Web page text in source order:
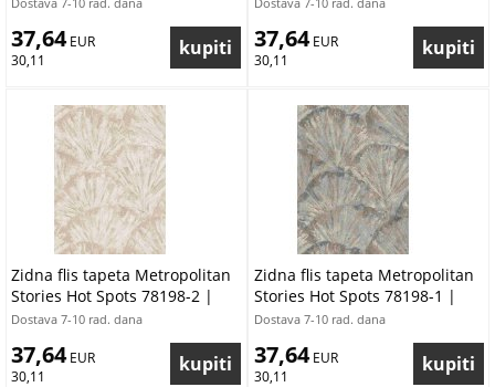
37,64 EUR
30,11
37,64 EUR
30,11
Zidna flis tapeta Metropolitan
Stories Hot Spots 78198-2 |
Ljepilo besplatno
Dostava 7-10 rad. dana
37,64 EUR
30,11
Zidna flis tapeta Metropolitan
Stories Hot Spots 78198-1 |
Ljepilo besplatno
Dostava 7-10 rad. dana
37,64 EUR
30,11